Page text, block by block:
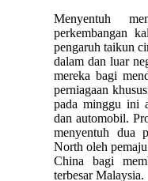
Menyentuh
perkembangan
pengaruh taikun
dalam dan luar
mereka bagi
perniagaan
pada minggu ini
dan automobil.
menyentuh dua
North oleh
China bagi
terbesar Malaysia.